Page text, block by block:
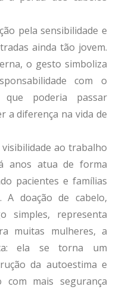
pela sensibilidade e
ainda tão jovem.
o gesto simboliza
com o
poderia passar
a diferença na vida de
ao trabalho
anos atua de forma
pacientes e famílias
A doação de cabelo,
simples, representa
muitas mulheres, a
ela se torna um
da autoestima e
mais segurança